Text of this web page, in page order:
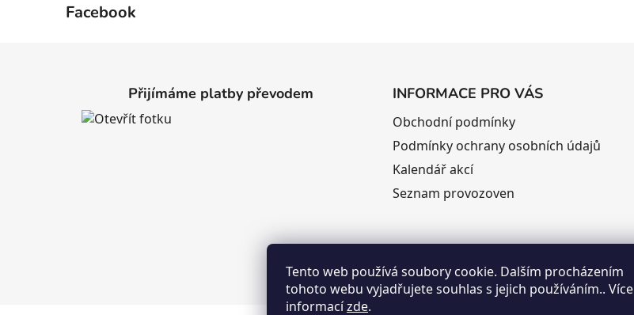
Tento web používá soubory cookie. Dalším procházením
tohoto webu vyjadřujete souhlas s jejich používáním.. Více
informacízde.
Facebook
Přijímáme platby převodem INFORMACE PRO VÁS
Obchodní podmínky
Podmínky ochrany osobních údajů
Kalendář akcí
Seznam provozoven